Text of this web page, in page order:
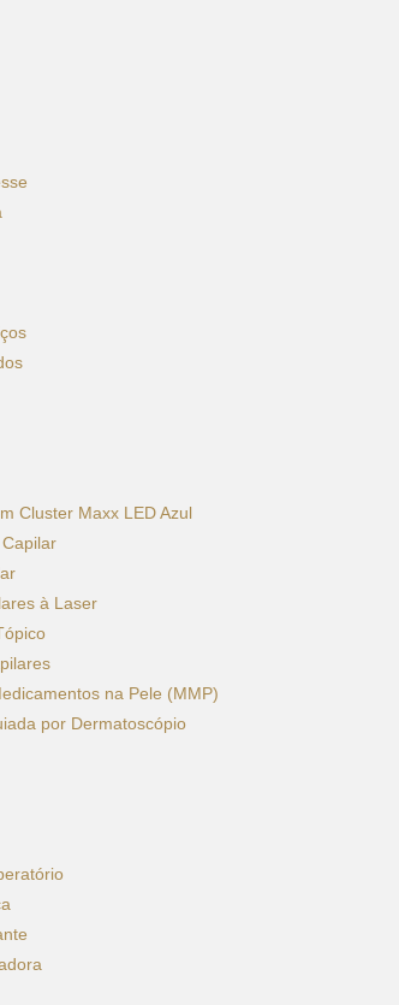
Cluster Maxx LED Azul
à Laser
na Pele (MMP)
por Dermatoscópio